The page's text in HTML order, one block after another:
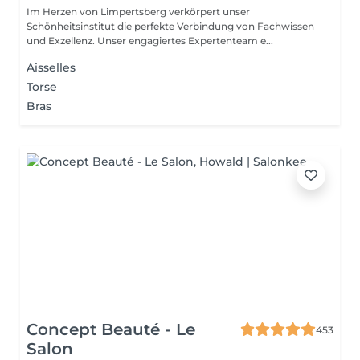
Im Herzen von Limpertsberg verkörpert unser
Schönheitsinstitut die perfekte Verbindung von Fachwissen
und Exzellenz. Unser engagiertes Expertenteam e...
Aisselles
Torse
Bras
Concept Beauté - Le
Salon
453